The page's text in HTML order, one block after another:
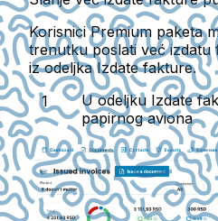
Korisnici Premium paketa
trenutku poslati već
iz odeljkaIzdate fakture.
U odeljku Izdate
papirnog aviona